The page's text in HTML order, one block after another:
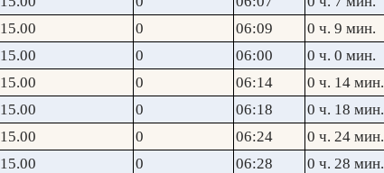
15.00 0 06:09
0 ч. 9 мин.
15.00 0 06:00
0 ч. 0 мин.
15.00 0 06:14
0 ч. 14 мин.
15.00 0 06:18
0 ч. 18 мин.
15.00 0 06:24
0 ч. 24 мин.
15.00 0 06:28
0 ч. 28 мин.